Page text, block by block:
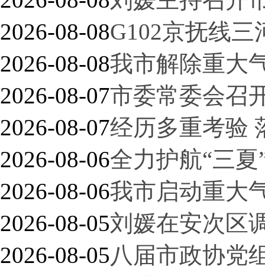
2026-08-08G102京抚线
2026-08-08我市解除重大
2026-08-07市委常委会召
2026-08-07经历多重考验
2026-08-06全力护航“三
2026-08-06我市启动重大
2026-08-05刘媛在安次区
2026-08-05八届市政协党